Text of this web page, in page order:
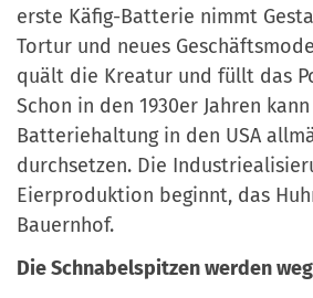
erste Käfig-Batterie nimmt
Tortur und neues
quält die Kreatur und füllt das
Schon in den 1930er Jahren
Batteriehaltung in den USA
durchsetzen. Die
Eierproduktion beginnt, das
Bauernhof.
Die Schnabelspitzen werden